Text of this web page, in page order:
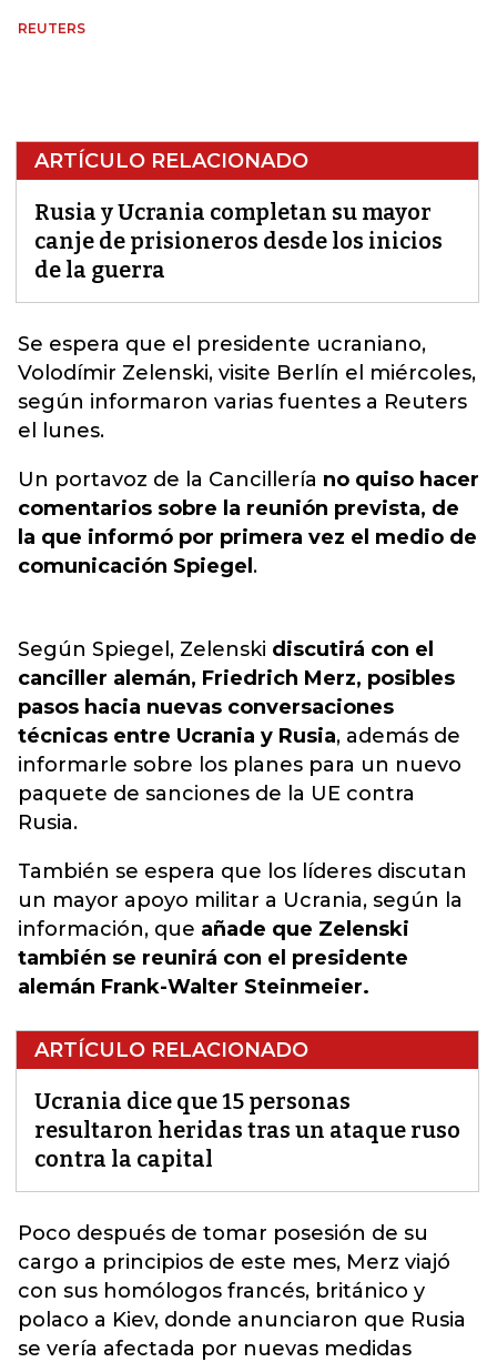
REUTERS
ARTÍCULO RELACIONADO
Rusia y Ucrania completan su mayor
canje de prisioneros desde los inicios
de la guerra
Se espera que el presidente ucraniano,
Volodímir Zelenski, visite Berlín el miércoles,
según informaron varias fuentes a Reuters
el lunes.
Un portavoz de la Cancillería no quiso hacer
comentarios sobre la reunión prevista, de
la que informó por primera vez el medio de
comunicación Spiegel .
Según Spiegel, Zelenski discutirá con el
canciller alemán, Friedrich Merz, posibles
pasos hacia nuevas conversaciones
técnicas entre Ucrania y Rusia, además de
informarle sobre los planes para un nuevo
paquete de sanciones de la UE contra
Rusia.
También se espera que los líderes discutan
un mayor apoyo militar a Ucrania, según la
información, que añade que Zelenski
también se reunirá con el presidente
alemán Frank-Walter Steinmeier.
ARTÍCULO RELACIONADO
Ucrania dice que 15 personas
resultaron heridas tras un ataque ruso
contra la capital
Poco después de tomar posesión de su
cargo a principios de este mes, Merz viajó
con sus homólogos francés, británico y
polaco a Kiev, donde anunciaron que Rusia
se vería afectada por nuevas medidas